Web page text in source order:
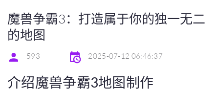
魔兽争霸3：打造属于你的独一无二
的地图
593 2025-07-12 06:46:37
介绍魔兽争霸3地图制作